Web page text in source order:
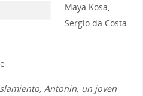
Maya Kosa,
Sergio da Costa
Antonin, un joven